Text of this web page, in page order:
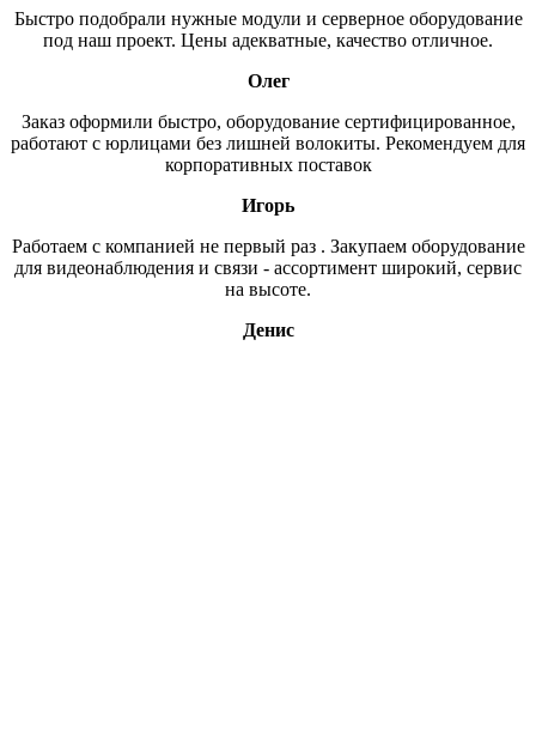
Быстро подобрали нужные модули и серверное оборудование
под наш проект. Цены адекватные, качество отличное.
Олег
Заказ оформили быстро, оборудование сертифицированное,
работают с юрлицами без лишней волокиты. Рекомендуем для
корпоративных поставок
Игорь
Работаем с компанией не первый раз . Закупаем оборудование
для видеонаблюдения и связи - ассортимент широкий, сервис
на высоте.
Денис